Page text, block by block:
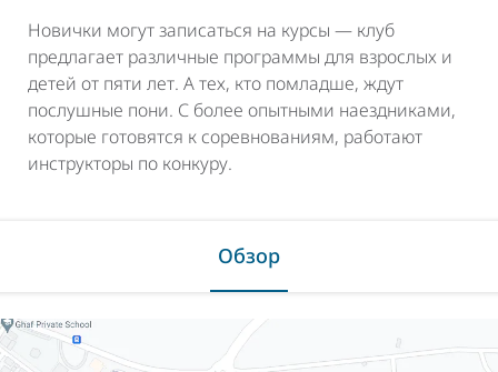
Новички могут записаться на курсы — клуб
предлагает различные программы для взрослых и
детей от пяти лет. А тех, кто помладше, ждут
послушные пони. С более опытными наездниками,
которые готовятся к соревнованиям, работают
инструкторы по конкуру.
Обзор